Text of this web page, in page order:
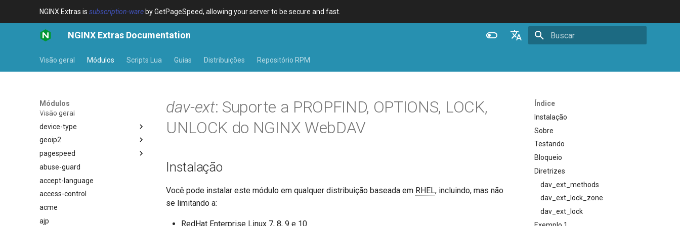
NGINX Extras is subscription-ware by GetPageSpeed, allowing your server to be secure and fast.
NGINX Extras Documentation
Deutsch
Visão geral Módulos Scripts Lua Guias Distribuições Repositório RPM
Módulos
Visão geral
device-type
Visão geral
Variables
$bot_category
$bot_name
$bot_producer
$browser_engine
Examples
Troubleshooting
Related
geoip2
Visão geral
Directives
auto_reload
geoip2
geoip2_proxy
Examples
Troubleshooting
Related
pagespeed
Visão geral
abuse-guard
accept-language
access-control
acme
ajp
Índice
Instalação
Sobre
Testando
Bloqueio
Diretrizes
dav_ext_methods
dav_ext_lock_zone
dav_ext_lock
dav-ext: Suporte a PROPFIND, OPTIONS, LOCK,
UNLOCK do NGINX WebDAV
Instalação
Você pode instalar este módulo em qualquer distribuição baseada em RHEL, incluindo, mas não
se limitando a:
RedHat Enterprise Linux 7, 8, 9 e 10